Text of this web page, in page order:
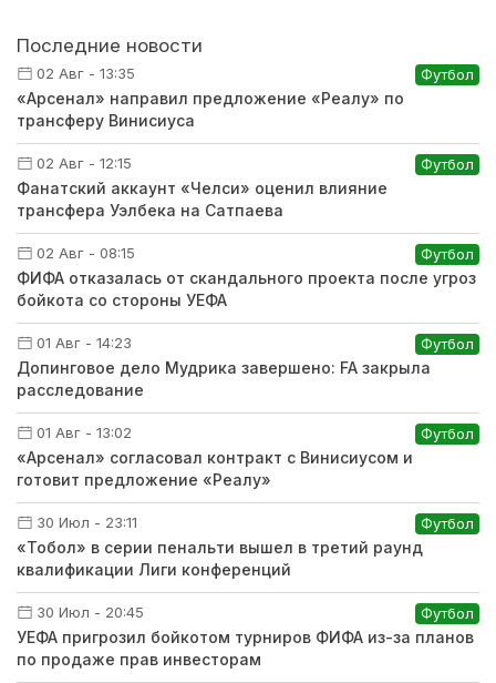
Последние новости
02 Авг - 13:35 Футбол
«Арсенал» направил предложение «Реалу» по
трансферу Винисиуса
02 Авг - 12:15 Футбол
Фанатский аккаунт «Челси» оценил влияние
трансфера Уэлбека на Сатпаева
02 Авг - 08:15 Футбол
ФИФА отказалась от скандального проекта после угроз
бойкота со стороны УЕФА
01 Авг - 14:23 Футбол
Допинговое дело Мудрика завершено: FA закрыла
расследование
01 Авг - 13:02 Футбол
«Арсенал» согласовал контракт с Винисиусом и
готовит предложение «Реалу»
30 Июл - 23:11 Футбол
«Тобол» в серии пенальти вышел в третий раунд
квалификации Лиги конференций
30 Июл - 20:45 Футбол
УЕФА пригрозил бойкотом турниров ФИФА из-за планов
по продаже прав инвесторам